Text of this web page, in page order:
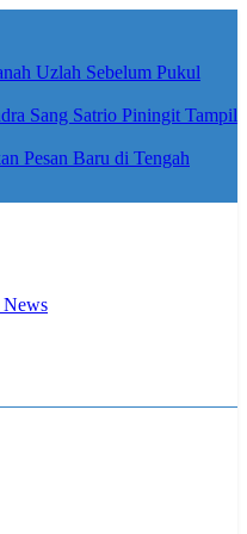
Uzlah Sebelum Pukul
Sang Satrio Piningit Tampil
Pesan Baru di Tengah
News